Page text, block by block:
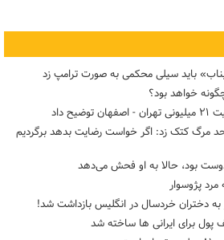
باید سیلی محکمی به صورت ترامپ زد
خواهد بود؟
داد
مرگ کتک زد: اگر خواست رضایت بدهد برگردیم
بود، حالا به او فحش می‌دهد
پژوسوار
به دختران خردسال در انگلیس بازداشت شد!